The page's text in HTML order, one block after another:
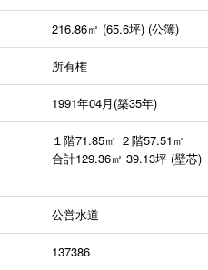
216.86㎡ (65.6坪) (公簿)
所有権
1991年04月(築35年)
１階71.85㎡ ２階57.51㎡
合計129.36㎡ 39.13坪 (壁芯)
公営水道
137386